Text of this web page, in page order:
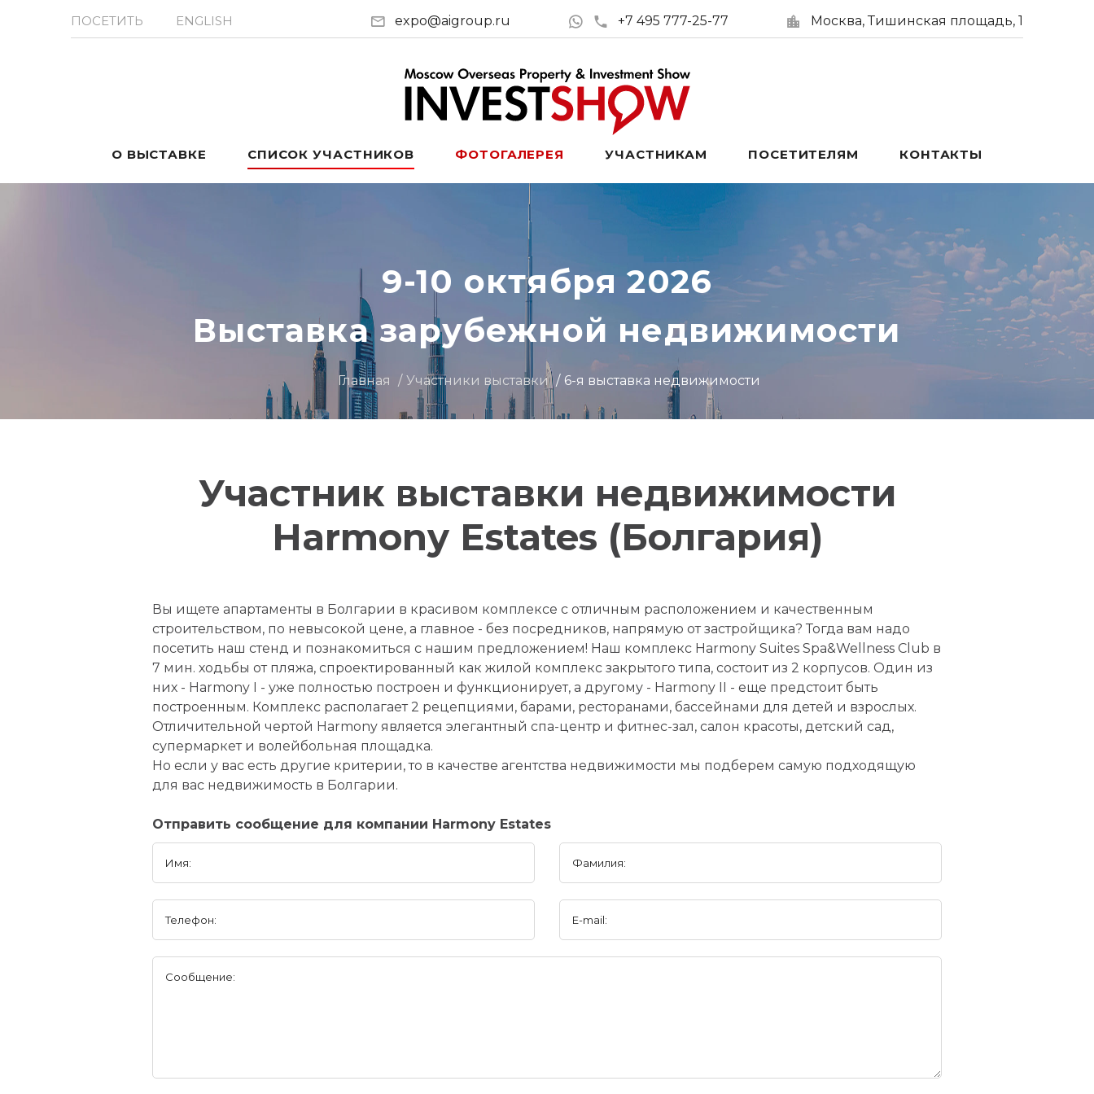
ПОСЕТИТЬ ENGLISH expo@aigroup.ru +7 495 777-25-77 Москва, Тишинская площадь, 1
О ВЫСТАВКЕ СПИСОК УЧАСТНИКОВ ФОТОГАЛЕРЕЯ УЧАСТНИКАМ ПОСЕТИТЕЛЯМ КОНТАКТЫ
9-10 октября 2026
Выставка зарубежной недвижимости
Главная Участники выставки 6-я выставка недвижимости
Участник выставки недвижимости
Harmony Estates (Болгария)
Вы ищете апартаменты в Болгарии в красивом комплексе с отличным расположением и качественным
строительством, по невысокой цене, а главное - без посредников, напрямую от застройщика? Тогда вам надо
посетить наш стенд и познакомиться с нашим предложением! Наш комплекс Harmony Suites Spa&Wellness Club в
7 мин. ходьбы от пляжа, спроектированный как жилой комплекс закрытого типа, состоит из 2 корпусов. Один из
них - Harmony I - уже полностью построен и функционирует, а другому - Harmony II - еще предстоит быть
построенным. Комплекс располагает 2 рецепциями, барами, ресторанами, бассейнами для детей и взрослых.
Отличительной чертой Harmony является элегантный спа-центр и фитнес-зал, салон красоты, детский сад,
супермаркет и волейбольная площадка.
Но если у вас есть другие критерии, то в качестве агентства недвижимости мы подберем самую подходящую
для вас недвижимость в Болгарии.
Отправить сообщение для компании Harmony Estates
Имя: Фамилия:
Телефон: E-mail:
Сообщение: